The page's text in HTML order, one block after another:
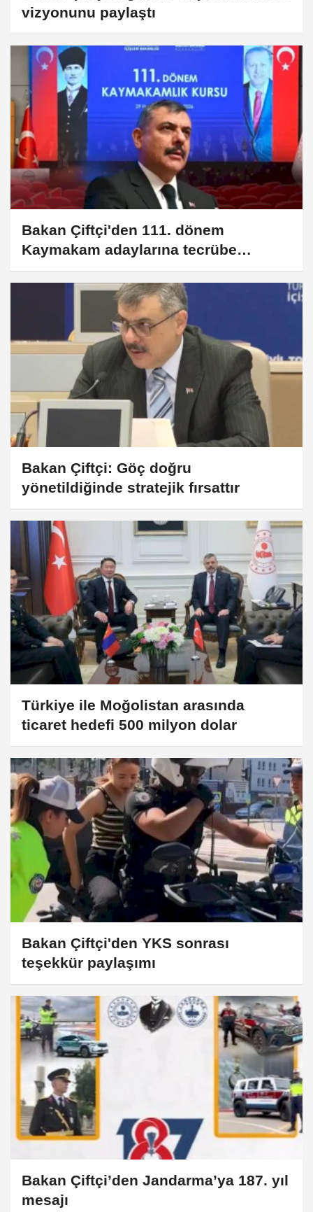
vizyonunu paylaştı
Bakan Çiftçi'den 111. dönem
Kaymakam adaylarına tecrübe
paylaşımı
Bakan Çiftçi: Göç doğru
yönetildiğinde stratejik fırsattır
Türkiye ile Moğolistan arasında
ticaret hedefi 500 milyon dolar
Bakan Çiftçi'den YKS sonrası
teşekkür paylaşımı
Bakan Çiftçi’den Jandarma’ya 187. yıl
mesajı